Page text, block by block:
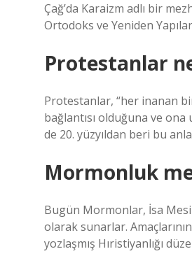
Çağ’da Karaizm adlı bir
Ortodoks ve Yeniden
Protestanlar
Protestanlar, “her inanan
bağlantısı olduğuna ve
de 20. yüzyıldan beri bu
Mormonluk
Bugün Mormonlar, İsa
olarak sunarlar.
yozlaşmış Hıristiyanlığı